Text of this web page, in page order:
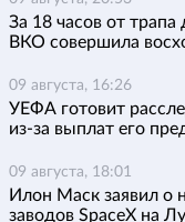
За 18 часов от
ВКО совершила
09 августа, 16:26
УЕФА готовит
из-за выплат его
09 августа, 18:01
Илон Маск заявил о
заводов SpaceX на